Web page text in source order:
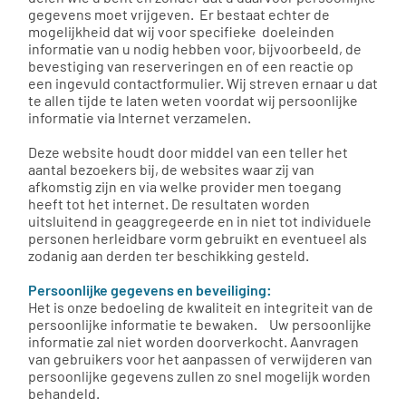
gegevens moet vrijgeven. Er bestaat echter de
mogelijkheid dat wij voor specifieke doeleinden
informatie van u nodig hebben voor, bijvoorbeeld, de
bevestiging van reserveringen en of een reactie op
een ingevuld contactformulier. Wij streven ernaar u dat
te allen tijde te laten weten voordat wij persoonlijke
informatie via Internet verzamelen.
Deze website houdt door middel van een teller het
aantal bezoekers bij, de websites waar zij van
afkomstig zijn en via welke provider men toegang
heeft tot het internet. De resultaten worden
uitsluitend in geaggregeerde en in niet tot individuele
personen herleidbare vorm gebruikt en eventueel als
zodanig aan derden ter beschikking gesteld.
Persoonlijke gegevens en beveiliging:
Het is onze bedoeling de kwaliteit en integriteit van de
persoonlijke informatie te bewaken. Uw persoonlijke
informatie zal niet worden doorverkocht. Aanvragen
van gebruikers voor het aanpassen of verwijderen van
persoonlijke gegevens zullen zo snel mogelijk worden
behandeld.